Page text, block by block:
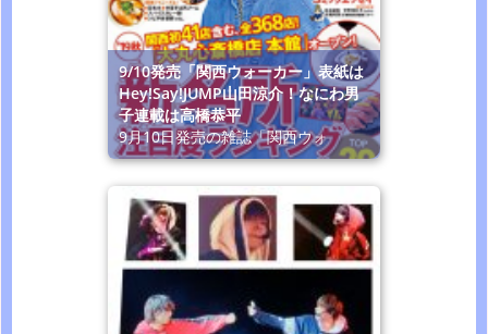
9/10発売「関西ウォーカー」表紙は
Hey!Say!JUMP山田涼介！なにわ男
子連載は高橋恭平
9月10日発売の雑誌「関西ウォ